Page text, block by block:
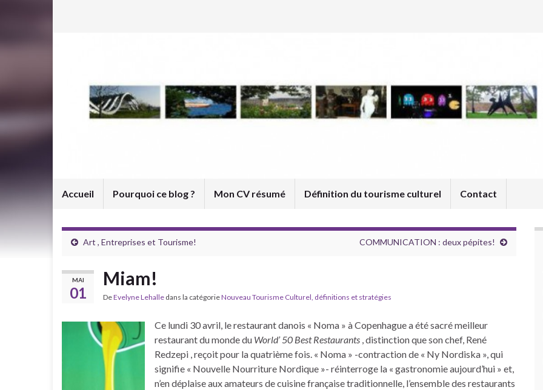
Accueil Pourquoi ce blog ? Mon CV résumé Définition du tourisme culturel Contact
Art , Entreprises et Tourisme! COMMUNICATION : deux pépites!
MAI
01
Miam!
DeEvelyne Lehalle dans la catégorieNouveau Tourisme Culturel, définitions et stratégies
Ce lundi 30 avril, le restaurant danois « Noma » à Copenhague a été sacré meilleur
restaurant du monde du World’ 50 Best Restaurants , distinction que son chef, René
Redzepi , reçoit pour la quatrième fois. « Noma » -contraction de « Ny Nordiska », qui
signifie « Nouvelle Nourriture Nordique »- réinterroge la « gastronomie aujourd’hui » et,
n’en déplaise aux amateurs de cuisine française traditionnelle, l’ensemble des restaurants